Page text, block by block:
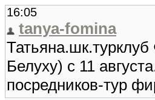
16:05
tanya-fomina
Белуху) с 11
посредников-тур